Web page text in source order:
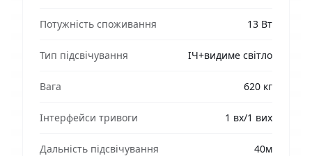
Потужність споживання 13 Вт
Тип підсвічування ІЧ+видиме світло
Вага 620 кг
Інтерфейси тривоги 1 вх/1 вих
Дальність підсвічування 40м